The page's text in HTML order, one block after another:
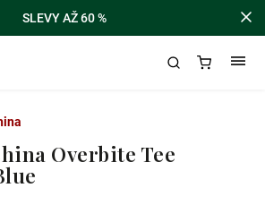
SLEVY AŽ 60 %
Overbite Tee